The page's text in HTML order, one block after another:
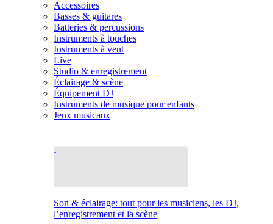
Accessoires
Basses & guitares
Batteries & percussions
Instruments à touches
Instruments à vent
Live
Studio & enregistrement
Éclairage & scène
Équipement DJ
Instruments de musique pour enfants
Jeux musicaux
Son & éclairage: tout pour les musiciens, les DJ,
l’enregistrement et la scène